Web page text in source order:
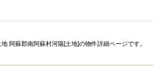
阿蘇郡南阿蘇村河陽[土地]の物件詳細ページです。